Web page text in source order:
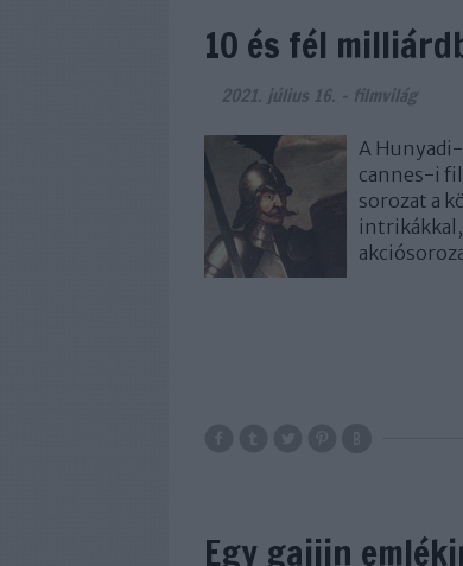
10 és fél
2021. július 16. - filmvilág
A
cannes-i
sorozat a
Egy gaijin